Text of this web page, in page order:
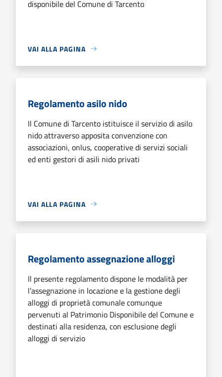
disponibile del Comune di Tarcento
VAI ALLA PAGINA
Regolamento asilo nido
Il Comune di Tarcento istituisce il servizio di asilo
nido attraverso apposita convenzione con
associazioni, onlus, cooperative di servizi sociali
ed enti gestori di asili nido privati
VAI ALLA PAGINA
Regolamento assegnazione alloggi
Il presente regolamento dispone le modalità per
l’assegnazione in locazione e la gestione degli
alloggi di proprietà comunale comunque
pervenuti al Patrimonio Disponibile del Comune e
destinati alla residenza, con esclusione degli
alloggi di servizio